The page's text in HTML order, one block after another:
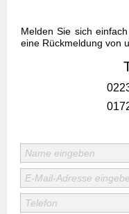
Melden Sie sich
eine Rückmeldung von
Name eingeben
E-Mail-Adresse
Telefon